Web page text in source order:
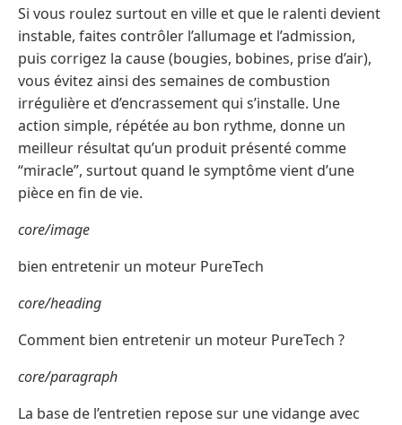
Si vous roulez surtout en ville et que le ralenti devient
instable, faites contrôler l’allumage et l’admission,
puis corrigez la cause (bougies, bobines, prise d’air),
vous évitez ainsi des semaines de combustion
irrégulière et d’encrassement qui s’installe. Une
action simple, répétée au bon rythme, donne un
meilleur résultat qu’un produit présenté comme
“miracle”, surtout quand le symptôme vient d’une
pièce en fin de vie.
core/image
bien entretenir un moteur PureTech
core/heading
Comment bien entretenir un moteur PureTech ?
core/paragraph
La base de l’entretien repose sur une vidange avec